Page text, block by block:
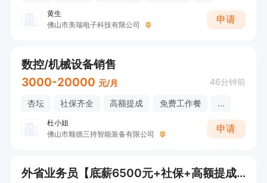
黄生
佛山市美瑞电子科技有限公司
申请
数控/机械设备销售
3000-20000 元/月 46分钟前
杏坛 社保齐全 高额提成 免费工作餐 ...
杜小姐
佛山市顺德三持智能装备有限公司
申请
外省业务员【底薪6500元+社保+高额提成+所有差旅费实用实报】【请直接电话咨询！】